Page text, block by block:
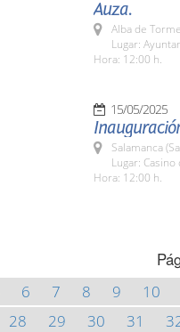
Auza.
Alba de
Lugar:
Hora: 12:00 h.
15/05/2025
Salamanca
Lugar:
Hora: 12:00 h.
6 7 8 9 10
28 29 30 31